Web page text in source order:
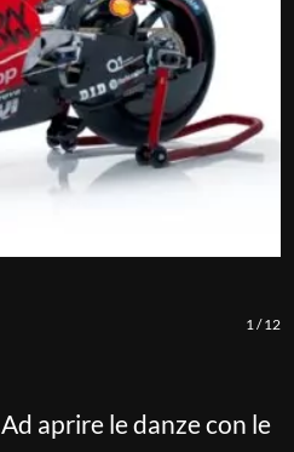
1/12
Ad aprire le danze con le